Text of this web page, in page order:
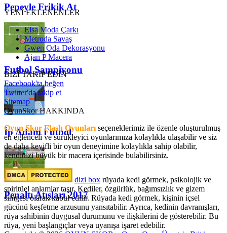
Pepeyle Frikik At
Futbol Şampiyonu
İp Adam Futbol
Penaltı Atışları 2017
YENİ EKLENENLER
Elsa Moda Çarkı
Metroda Savaş
Gwen Oda Dekorasyonu
Ajan P Macera
BİZİ TAKİP EDİN
Facebook'ta beğen
Twitter'da takip et
Sitemap
OyunSkor HAKKINDA
Oyun Skor Flash Oyunları seçeneklerimiz ile özenle oluşturulmuş
en eğlenceli ve sürükleyici oyunlarımıza kolaylıkla ulaşabilir ve siz
de daha keyifli bir oyun deneyimine kolaylıkla sahip olabilir,
kendinizi büyük bir macera içerisinde bulabilirsiniz.
dizi box rüyada kedi görmek​, psikolojik ve
spiritüel anlamlar taşır. Kediler, özgürlük, bağımsızlık ve gizem
simgesi olarak kabul edilir. Rüyada kedi görmek, kişinin içsel
gücünü keşfetme arzusunu yansıtabilir. Ayrıca, kedinin davranışları,
rüya sahibinin duygusal durumunu ve ilişkilerini de gösterebilir. Bu
rüya, yeni başlangıçlar veya uyanışa işaret edebilir.